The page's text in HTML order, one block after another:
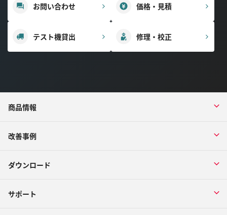
お問い合わせ 価格・見積
テスト機貸出 修理・校正
商品情報
改善事例
ダウンロード
サポート